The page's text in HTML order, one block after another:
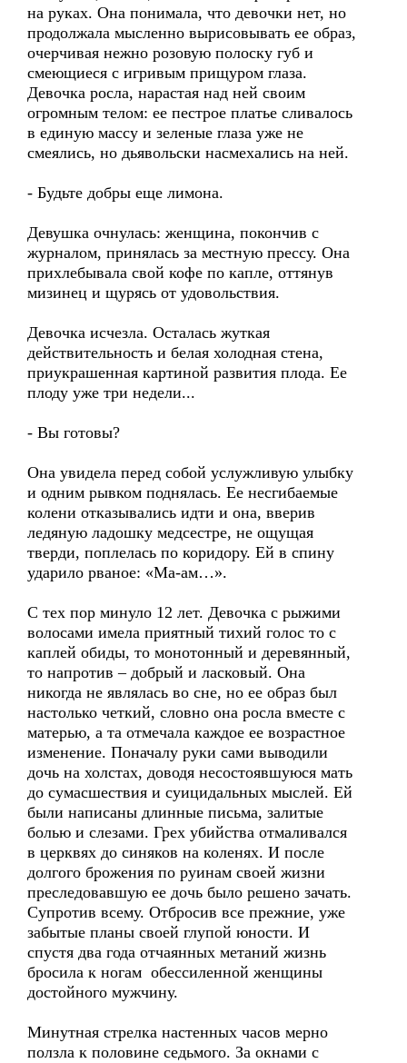
на руках. Она понимала, что девочки нет, но
продолжала мысленно вырисовывать ее образ,
очерчивая нежно розовую полоску губ и
смеющиеся с игривым прищуром глаза.
Девочка росла, нарастая над ней своим
огромным телом: ее пестрое платье сливалось
в единую массу и зеленые глаза уже не
смеялись, но дьявольски насмехались на ней.
- Будьте добры еще лимона.
Девушка очнулась: женщина, покончив с
журналом, принялась за местную прессу. Она
прихлебывала свой кофе по капле, оттянув
мизинец и щурясь от удовольствия.
Девочка исчезла. Осталась жуткая
действительность и белая холодная стена,
приукрашенная картиной развития плода. Ее
плоду уже три недели...
- Вы готовы?
Она увидела перед собой услужливую улыбку
и одним рывком поднялась. Ее несгибаемые
колени отказывались идти и она, вверив
ледяную ладошку медсестре, не ощущая
тверди, поплелась по коридору. Ей в спину
ударило рваное: «Ма-ам…».
С тех пор минуло 12 лет. Девочка с рыжими
волосами имела приятный тихий голос то с
каплей обиды, то монотонный и деревянный,
то напротив – добрый и ласковый. Она
никогда не являлась во сне, но ее образ был
настолько четкий, словно она росла вместе с
матерью, а та отмечала каждое ее возрастное
изменение. Поначалу руки сами выводили
дочь на холстах, доводя несостоявшуюся мать
до сумасшествия и суицидальных мыслей. Ей
были написаны длинные письма, залитые
болью и слезами. Грех убийства отмаливался
в церквях до синяков на коленях. И после
долгого брожения по руинам своей жизни
преследовавшую ее дочь было решено зачать.
Супротив всему. Отбросив все прежние, уже
забытые планы своей глупой юности. И
спустя два года отчаянных метаний жизнь
бросила к ногам обессиленной женщины
достойного мужчину.
Минутная стрелка настенных часов мерно
ползла к половине седьмого. За окнами с